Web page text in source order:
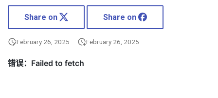
Share on Share on
February 26, 2025 February 26, 2025